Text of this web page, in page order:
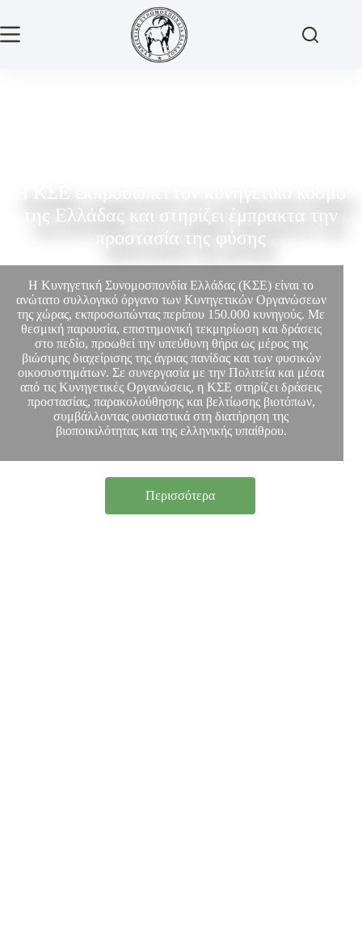
της Ελλάδας και στηρίζει έμπρακτα την
προστασία της φύσης
Η Κυνηγετική Συνομοσπονδία Ελλάδας (ΚΣΕ) είναι το
ανώτατο συλλογικό όργανο των Κυνηγετικών Οργανώσεων
της χώρας, εκπροσωπώντας περίπου 150.000 κυνηγούς. Με
θεσμική παρουσία, επιστημονική τεκμηρίωση και δράσεις
στο πεδίο, προωθεί την υπεύθυνη θήρα ως μέρος της
βιώσιμης διαχείρισης της άγριας πανίδας και των φυσικών
οικοσυστημάτων. Σε συνεργασία με την Πολιτεία και μέσα
από τις Κυνηγετικές Οργανώσεις, η ΚΣΕ στηρίζει δράσεις
προστασίας, παρακολούθησης και βελτίωσης βιοτόπων,
συμβάλλοντας ουσιαστικά στη διατήρηση της
βιοποικιλότητας και της ελληνικής υπαίθρου.
Περισσότερα